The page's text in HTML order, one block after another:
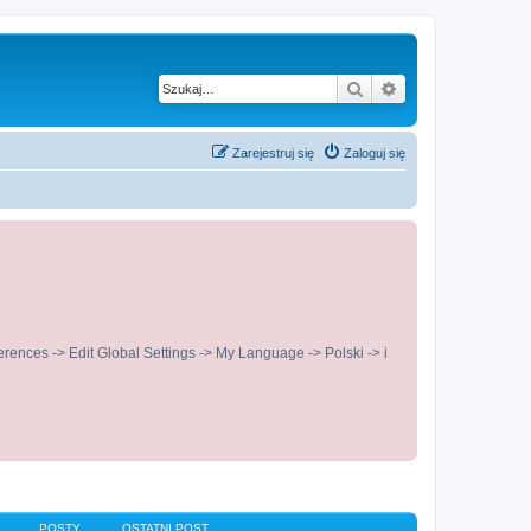
Szukaj
Zaloguj się
Zarejestruj się
-> Edit Global Settings -> My Language -> Polski -> i
POSTY OSTATNI POST